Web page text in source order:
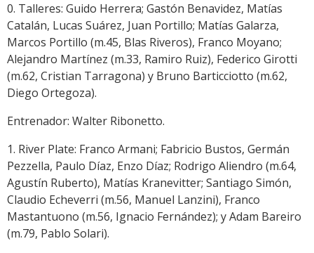
0. Talleres: Guido Herrera; Gastón Benavidez, Matías
Catalán, Lucas Suárez, Juan Portillo; Matías Galarza,
Marcos Portillo (m.45, Blas Riveros), Franco Moyano;
Alejandro Martínez (m.33, Ramiro Ruiz), Federico Girotti
(m.62, Cristian Tarragona) y Bruno Barticciotto (m.62,
Diego Ortegoza).
Entrenador: Walter Ribonetto.
1. River Plate: Franco Armani; Fabricio Bustos, Germán
Pezzella, Paulo Díaz, Enzo Díaz; Rodrigo Aliendro (m.64,
Agustín Ruberto), Matías Kranevitter; Santiago Simón,
Claudio Echeverri (m.56, Manuel Lanzini), Franco
Mastantuono (m.56, Ignacio Fernández); y Adam Bareiro
(m.79, Pablo Solari).